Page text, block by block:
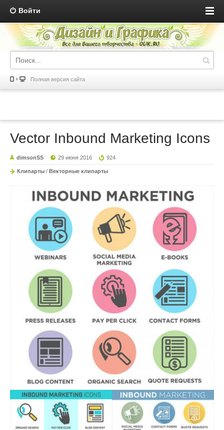
Войти
Полная версия сайта
Vector Inbound Marketing Icons
dimsonSS 29 июня 2016 924
Клипарты / Векторные клипарты